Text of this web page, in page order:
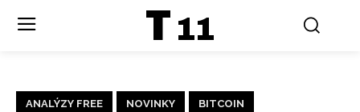
T 11
ANALÝZY FREE NOVINKY BITCOIN